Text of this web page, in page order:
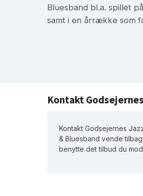
Bluesband bl.a. spillet
samt i en årrække som
Kontakt
Kontakt Godsejernes
& Bluesband vende
benytte det tilbud du